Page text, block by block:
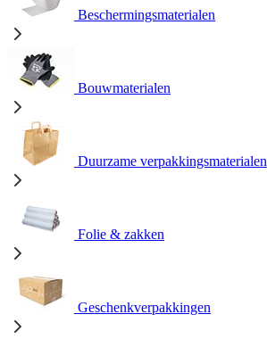
Beschermingsmaterialen
Bouwmaterialen
Duurzame verpakkingsmaterialen
Folie & zakken
Geschenkverpakkingen